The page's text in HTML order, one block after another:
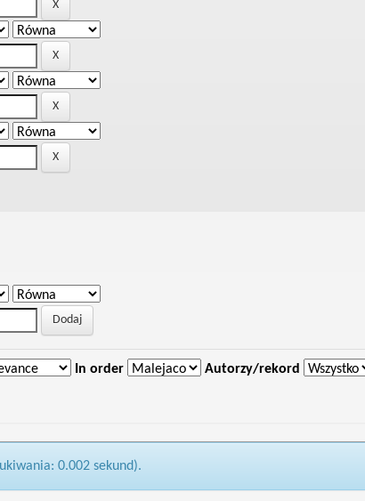
In order Autorzy/rekord
0.002 sekund).